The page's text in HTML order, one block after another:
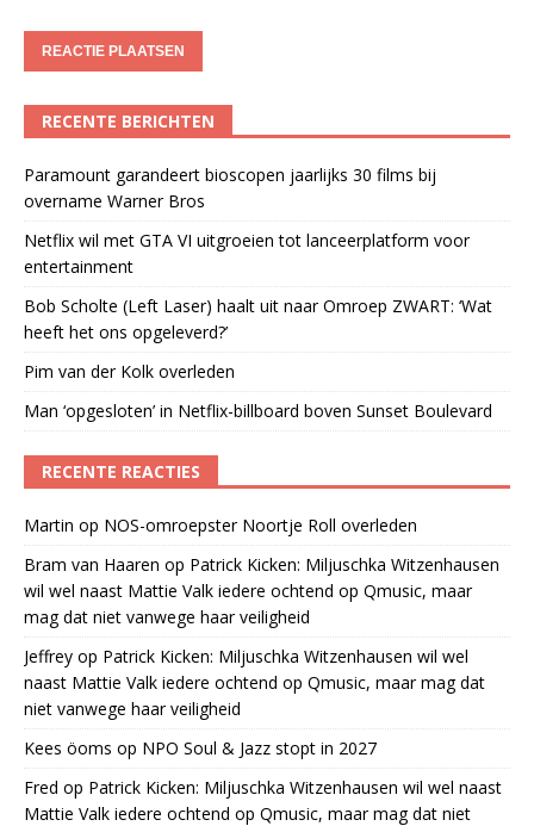
RECENTE BERICHTEN
Paramount garandeert bioscopen jaarlijks 30 films bij
overname Warner Bros
Netflix wil met GTA VI uitgroeien tot lanceerplatform voor
entertainment
Bob Scholte (Left Laser) haalt uit naar Omroep ZWART: ‘Wat
heeft het ons opgeleverd?’
Pim van der Kolk overleden
Man ‘opgesloten’ in Netflix-billboard boven Sunset Boulevard
RECENTE REACTIES
Martin op NOS-omroepster Noortje Roll overleden
Bram van Haaren op Patrick Kicken: Miljuschka Witzenhausen
wil wel naast Mattie Valk iedere ochtend op Qmusic, maar
mag dat niet vanwege haar veiligheid
Jeffrey op Patrick Kicken: Miljuschka Witzenhausen wil wel
naast Mattie Valk iedere ochtend op Qmusic, maar mag dat
niet vanwege haar veiligheid
Kees öoms op NPO Soul & Jazz stopt in 2027
Fred op Patrick Kicken: Miljuschka Witzenhausen wil wel naast
Mattie Valk iedere ochtend op Qmusic, maar mag dat niet